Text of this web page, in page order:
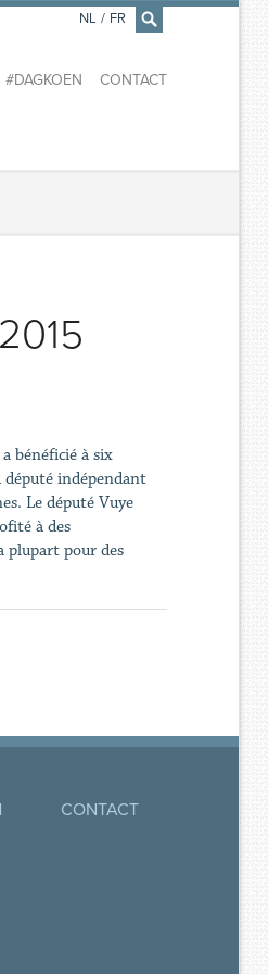
×
#DAGKOEN CONTACT
NL / FR
bénéficié à six
député indépendant
Le député Vuye
à des
plupart pour des
CONTACT